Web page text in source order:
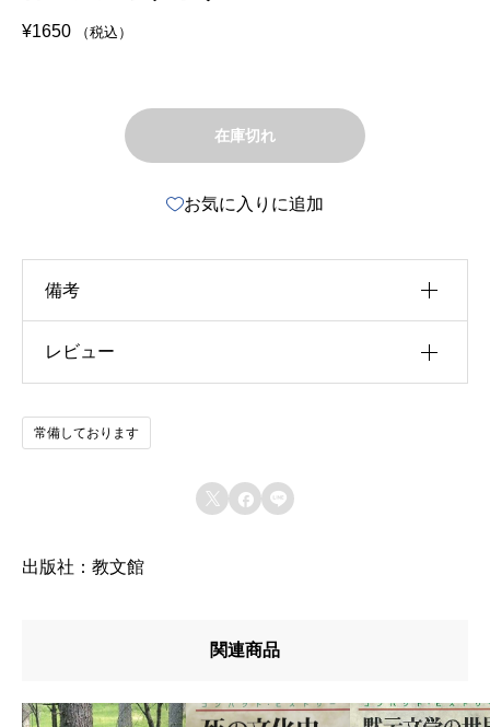
¥1650 （税込）
在庫切れ
お気に入りに追加
備考
u30b5u30a4u30ba
u51fau7248u793e
u642du8f09u6b4cu96c6
レビュー
以前にこの商品を購入したことのあるログイン済
みのユーザーのみレビューを残すことができま
常備しております
  
出版社：教文館
関連商品